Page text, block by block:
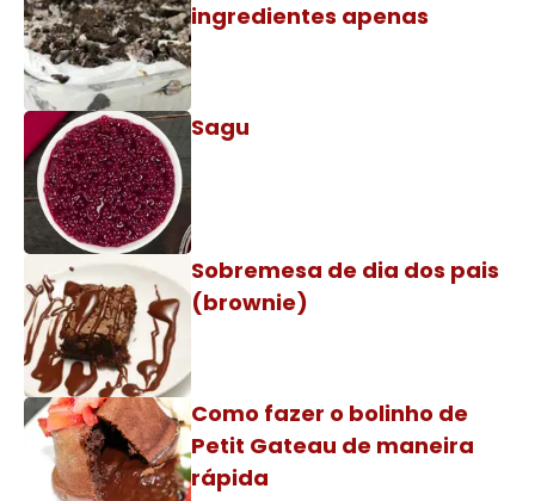
ingredientes apenas
Sagu
Sobremesa de dia dos pais
(brownie)
Como fazer o bolinho de
Petit Gateau de maneira
rápida